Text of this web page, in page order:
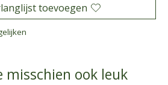
toevoegen
misschien ook leuk